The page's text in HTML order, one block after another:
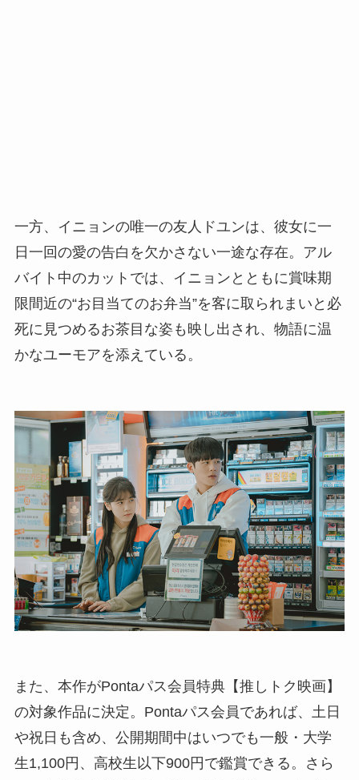
一方、イニョンの唯一の友人ドユンは、彼女に一
日一回の愛の告白を欠かさない一途な存在。アル
バイト中のカットでは、イニョンとともに賞味期
限間近の“お目当てのお弁当”を客に取られまいと必
死に見つめるお茶目な姿も映し出され、物語に温
かなユーモアを添えている。
また、本作がPontaパス会員特典【推しトク映画】
の対象作品に決定。Pontaパス会員であれば、土日
や祝日も含め、公開期間中はいつでも一般・大学
生1,100円、高校生以下900円で鑑賞できる。さら